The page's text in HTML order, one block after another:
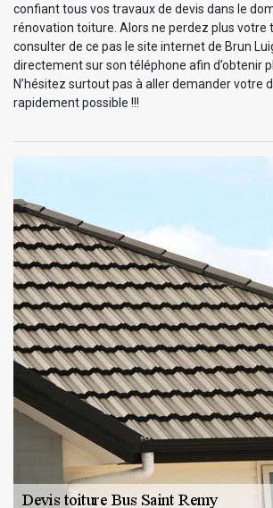
confiant tous vos travaux de devis dans le
rénovation toiture. Alors ne perdez plus votre
consulter de ce pas le site internet de Brun
directement sur son téléphone afin d’obtenir
N’hésitez surtout pas à aller demander votre
rapidement possible !!!